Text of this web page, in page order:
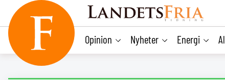
content
Opinion Nyheter Energi